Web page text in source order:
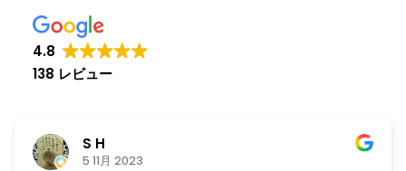
4.8
138 レビュー
S H
5 11月 2023